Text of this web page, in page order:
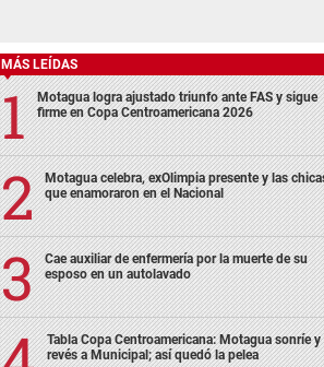
MÁS LEÍDAS
Motagua logra ajustado triunfo ante FAS y sigue
firme en Copa Centroamericana 2026
Motagua celebra, exOlimpia presente y las
que enamoraron en el Nacional
Cae auxiliar de enfermería por la muerte de su
esposo en un autolavado
Tabla Copa Centroamericana: Motagua sonríe y
revés a Municipal; así quedó la pelea